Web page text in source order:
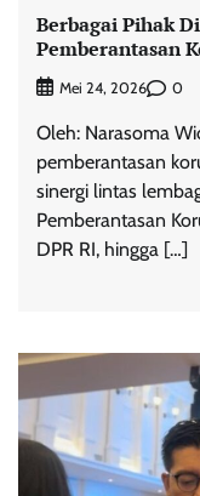
Berbagai Pihak
Pemberantasan
Mei 24, 2026 0
Oleh: Narasoma
pemberantasan
sinergi lintas
Pemberantasan
DPR RI, hingga […]